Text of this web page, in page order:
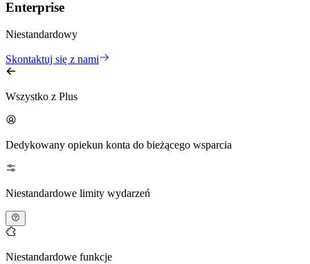
Enterprise
Niestandardowy
Skontaktuj się z nami
Wszystko z Plus
Dedykowany opiekun konta do bieżącego wsparcia
Niestandardowe limity wydarzeń
Niestandardowe funkcje